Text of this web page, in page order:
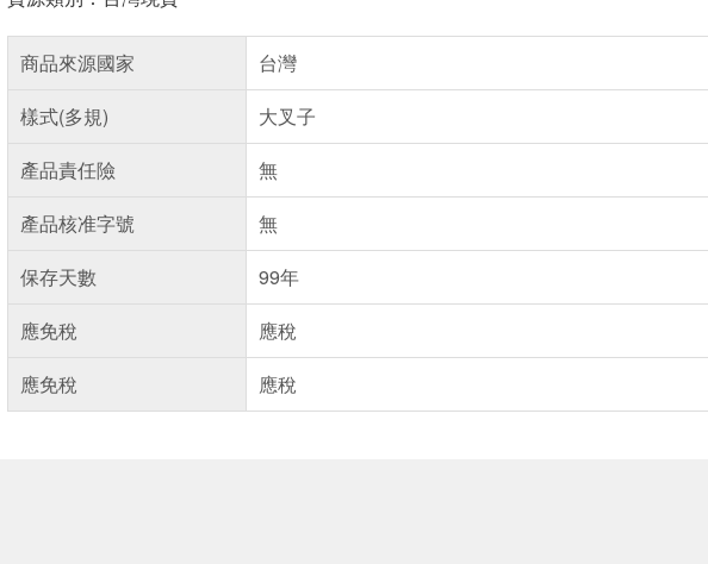
商品來源國家
台灣
樣式(多規)
大叉子
產品責任險
無
產品核准字號
無
保存天數
99年
應免稅
應稅
應免稅
應稅